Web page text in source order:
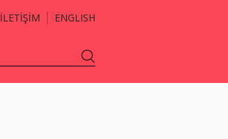
İLETİŞİM ENGLISH